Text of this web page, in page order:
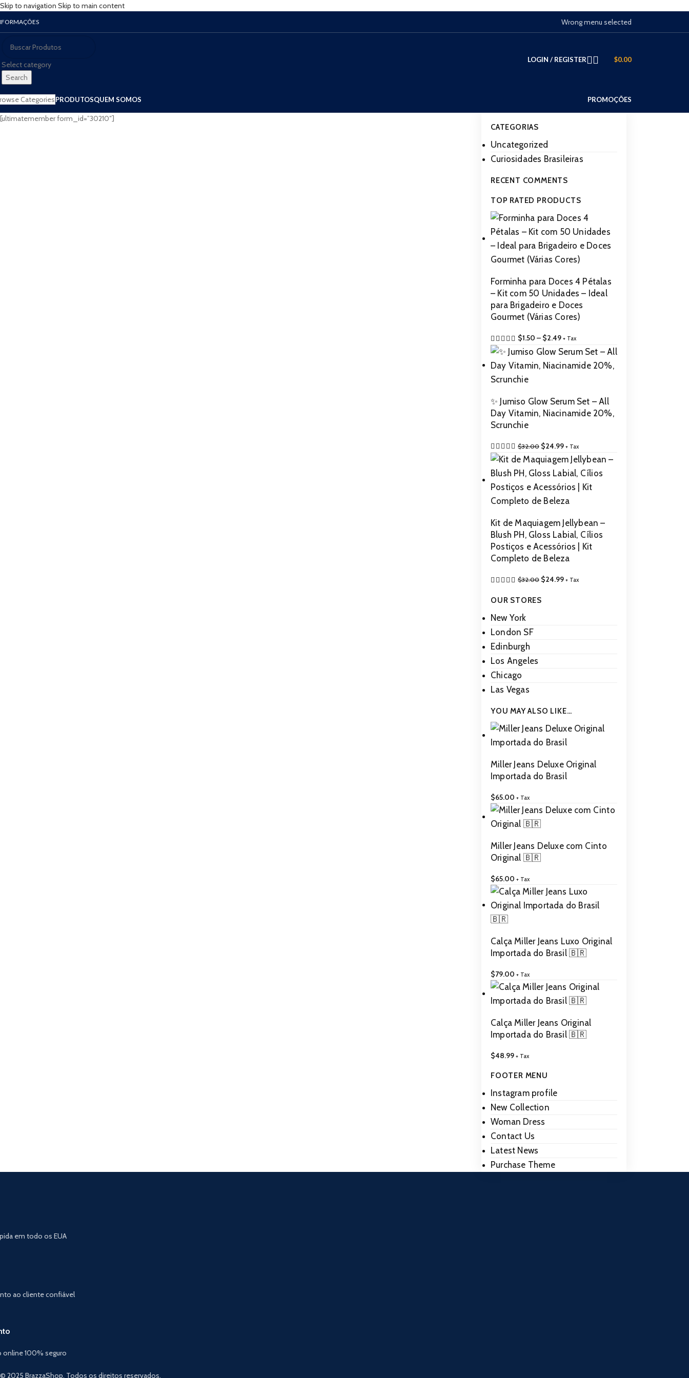
Skip to navigation Skip to main content
Wrong menu selected
Select category
Search
LOGIN / REGISTER $0.00
CategoriesPRODUTOSQUEM SOMOS PROMOÇÕES
[ultimatemember form_id=”30210″]
CATEGORIAS
Uncategorized
Curiosidades Brasileiras
RECENT COMMENTS
TOP RATED PRODUCTS
Forminha para Doces 4 Pétalas
– Kit com 50 Unidades – Ideal
para Brigadeiro e Doces
Gourmet (Várias Cores)
$1.50 – $2.49 + Tax
✨ Jumiso Glow Serum Set – All
Day Vitamin, Niacinamide 20%,
Scrunchie
$32.00 $24.99 + Tax
Kit de Maquiagem Jellybean –
Blush PH, Gloss Labial, Cílios
Postiços e Acessórios | Kit
Completo de Beleza
$32.00 $24.99 + Tax
OUR STORES
New York
London SF
Edinburgh
Los Angeles
Chicago
Las Vegas
YOU MAY ALSO LIKE…
Miller Jeans Deluxe Original
Importada do Brasil
$65.00 + Tax
Miller Jeans Deluxe com Cinto
Original 🇧🇷
$65.00 + Tax
Calça Miller Jeans Luxo Original
Importada do Brasil 🇧🇷
$79.00 + Tax
Calça Miller Jeans Original
Importada do Brasil 🇧🇷
$48.99 + Tax
FOOTER MENU
Instagram profile
New Collection
Woman Dress
Contact Us
Latest News
Purchase Theme
em todo os EUA
ao cliente confiável
online 100% seguro
© 2025 BrazzaShop. Todos os direitos reservados.